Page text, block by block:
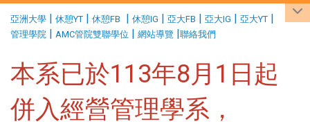
亞洲大學 | 休憩YT | 休憩FB | 休憩IG | 亞大FB | 亞大IG | 亞大YT |
管理學院 | AMC管院雙聯學位 | 網站導覽 |聯絡我們
本系已於113年8月1日起
併入經營管理學系，